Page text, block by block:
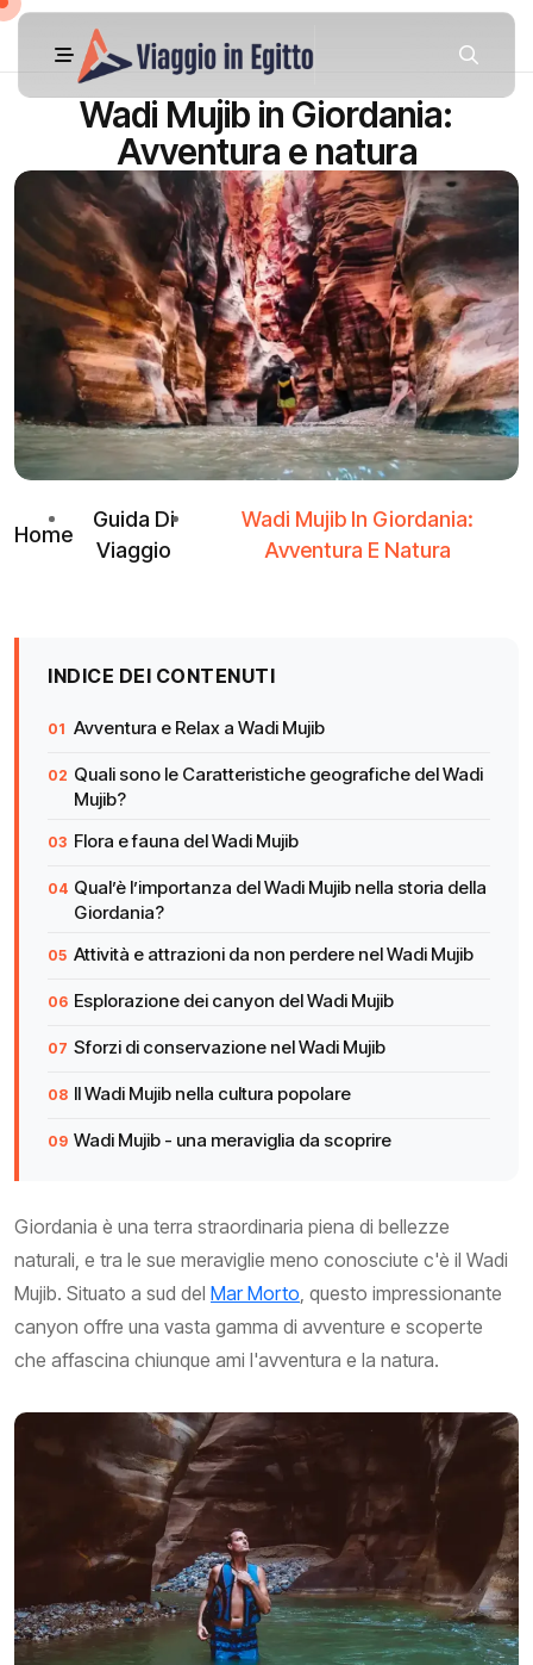
Wadi Mujib in Giordania:
Avventura e natura
Home
Guida Di
Viaggio
Wadi Mujib In Giordania:
Avventura E Natura
INDICE DEI CONTENUTI
Avventura e Relax a Wadi Mujib
Quali sono le Caratteristiche geografiche del Wadi
Mujib?
Flora e fauna del Wadi Mujib
Qual’è l’importanza del Wadi Mujib nella storia della
Giordania?
Attività e attrazioni da non perdere nel Wadi Mujib
Esplorazione dei canyon del Wadi Mujib
Sforzi di conservazione nel Wadi Mujib
Il Wadi Mujib nella cultura popolare
Wadi Mujib - una meraviglia da scoprire
Giordania è una terra straordinaria piena di bellezze
naturali, e tra le sue meraviglie meno conosciute c'è il Wadi
Mujib. Situato a sud del Mar Morto, questo impressionante
canyon offre una vasta gamma di avventure e scoperte
che affascina chiunque ami l'avventura e la natura.